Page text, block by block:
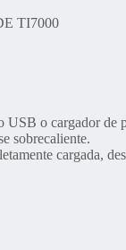
TI7000
USB o cargador de
sobrecaliente.
cargada,